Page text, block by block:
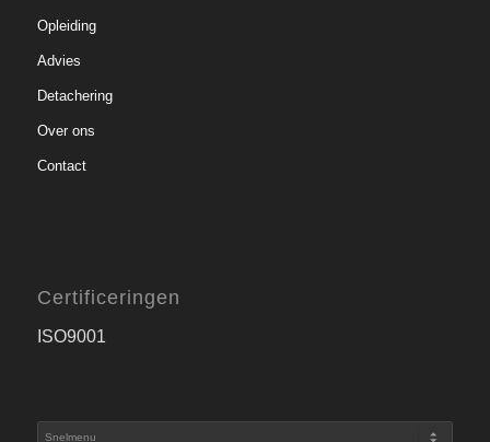
Opleiding
Advies
Detachering
Over ons
Contact
Certificeringen
ISO9001